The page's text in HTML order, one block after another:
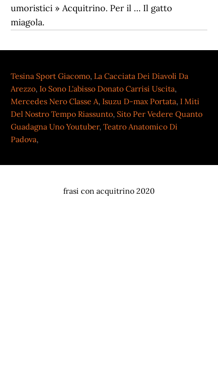
umoristici » Acquitrino. Per il … Il gatto
miagola.
Tesina Sport Giacomo, La Cacciata Dei Diavoli Da
Arezzo, Io Sono L'abisso Donato Carrisi Uscita,
Mercedes Nero Classe A, Isuzu D-max Portata, I Miti
Del Nostro Tempo Riassunto, Sito Per Vedere Quanto
Guadagna Uno Youtuber,Teatro Anatomico Di
Padova,
frasi con acquitrino 2020